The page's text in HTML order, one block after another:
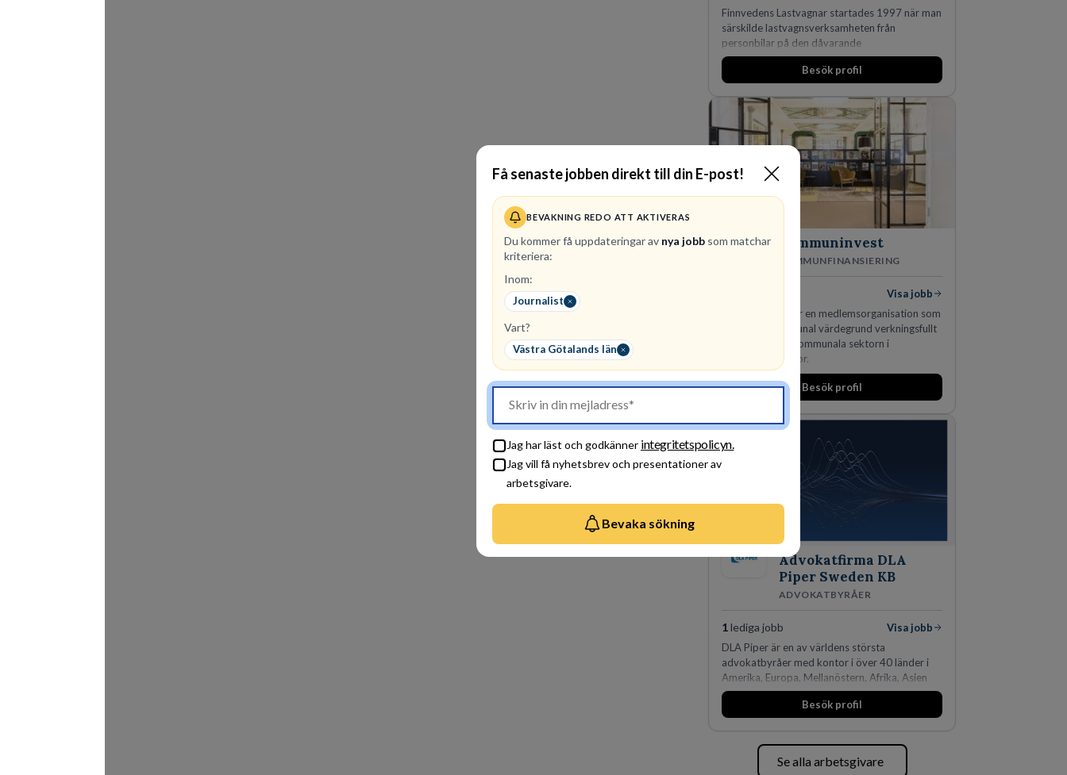
Få senaste jobben direkt till din E-post!
BEVAKNING REDO ATT AKTIVERAS
Du kommer få uppdateringar av nya jobb som matchar
kriteriera:
Inom:
Journalist
Vart?
Västra Götalands län
Jag har läst och godkänner integritetspolicyn.
Jag vill få nyhetsbrev och presentationer av
arbetsgivare.
Bevaka sökning
Finnvedens Lastvagnar startades 1997 när man
särskilde lastvagnsverksamheten från
personbilar på den dåvarande
huvudanläggningen i Värnamo. Sedan dess har
man expanderat kraftigt genom ett antal
den största privata återförsäljaren av Volvo
Lastvagnar och finns representerade på 20
orter i södra Sverige.
Besök profil
Kommuninvest
KOMMUNFINANSIERING
Visa jobb
Kommuninvest är en medlemsorganisation som
utifrån en kommunal värdegrund verkningsfullt
företräder den kommunala sektorn i
finansieringsfrågor.
Besök profil
Advokatfirma DLA
Piper Sweden KB
ADVOKATBYRÅER
1lediga jobb
Visa jobb
DLA Piper är en av världens största
advokatbyråer med kontor i över 40 länder i
Amerika, Europa, Mellanöstern, Afrika, Asien
och Oceanien. Vi är specialister inom
affärsjuridikens alla områden och vi har några
Köpenhamn, Århus, Oslo och Helsingfors kan vi
på DLA Piper erbjuda våra klienter en unik,
Besök profil
Se alla arbetsgivare